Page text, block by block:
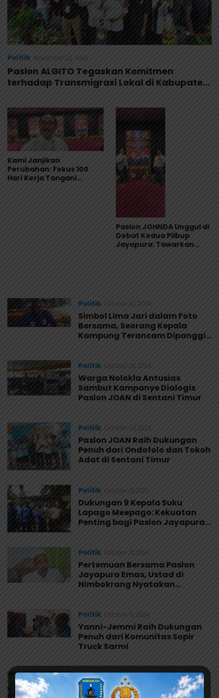
Politik November 20, 2024
Paslon ALGITO Tegaskan Komitmen
terhadap Transmigrasi Lokal di Kabupaten
Kami Janjikan
Perubahan: Fokus 100
Hari Kerja Tangani
Paslon JOHNDA Unggul di
Debat Kedua Pilbup
Jayapura: Tawarkan
Politik Oktober 30, 2024
Simbol Lima Jari dalam Foto
Bersama, Seorang Kepala
Kampung Terancam Dipanggil
Politik Oktober 24, 2024
Warga Nolokla Antusias
Sambut Kampanye Dialogis
Paslon JOAN di Sentani Timur
Politik Oktober 24, 2024
Paslon JOAN Raih Dukungan
Penuh dari Ondofolo dan Tokoh
Adat di Sentani Timur
Politik Oktober 21, 2024
Dukungan 9 Kepala Suku
Lapago Meepago: Kekuatan
Penting bagi Paslon Jayapura
Politik Oktober 21, 2024
Pertemuan Bersama Paslon
Jayapura Emas, Ustad di
Nimbokrang Nyatakan
Politik Oktober 19, 2024
Yanni-Jemmi Raih Dukungan
Penuh dari Komunitas Sopir
Truck Sarmi
Politik Oktober 18, 2024
Masyarakat Lapago Mepago